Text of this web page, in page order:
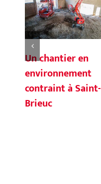
Un chantier en
environnement
contraint à Saint-
Brieuc